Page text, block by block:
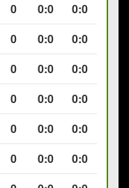
0 0:0
0:0
0 0:0
0:0
0 0:0
0:0
0 0:0
0:0
0 0:0
0:0
0 0:0
0:0